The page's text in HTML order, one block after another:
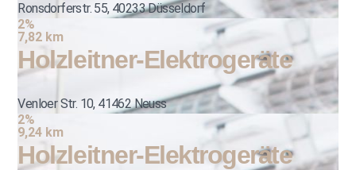
Ronsdorferstr. 55, 40233 Düsseldorf
2%
7,82 km
Holzleitner-Elektrogeräte
Venloer Str. 10, 41462 Neuss
2%
9,24 km
Holzleitner-Elektrogeräte